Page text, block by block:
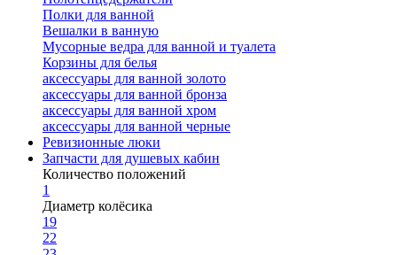
Полки для ванной
Вешалки в ванную
Мусорные ведра для ванной и туалета
Корзины для белья
аксессуары для ванной золото
аксессуары для ванной бронза
аксессуары для ванной хром
аксессуары для ванной черные
Ревизионные люки
Запчасти для душевых кабин
Количество положений
1
Диаметр колёсика
19
22